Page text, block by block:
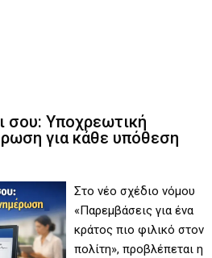
σου: Υποχρεωτική
για κάθε υπόθεση
Στο νέο σχέδιο νόμου
«Παρεμβάσεις για ένα
κράτος πιο φιλικό στον
πολίτη», προβλέπεται η